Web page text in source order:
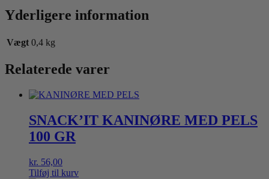
Yderligere information
Vægt 0,4 kg
Relaterede varer
SNACK’IT KANINØRE MED PELS
100 GR
kr. 56,00
Tilføj til kurv